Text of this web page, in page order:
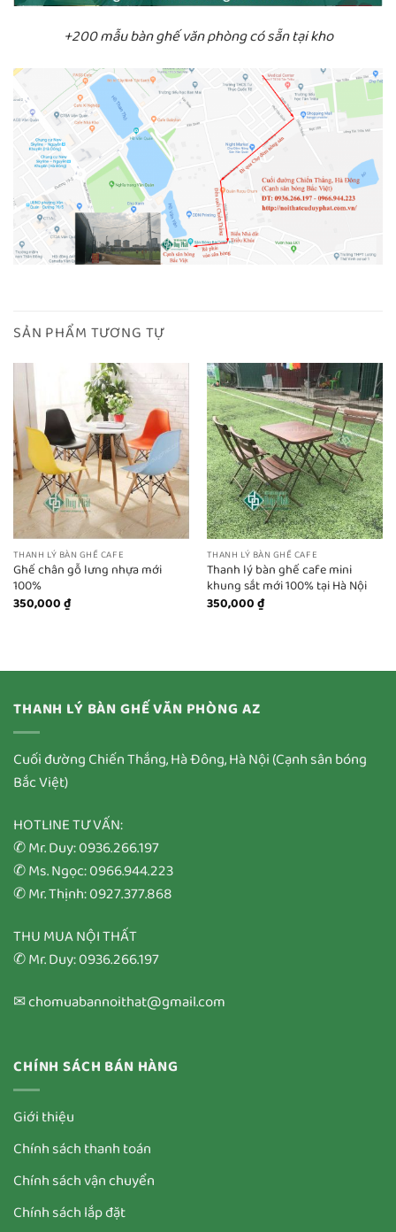
+200 mẫu bàn ghế văn phòng có sẵn tại kho
SẢN PHẨM TƯƠNG TỰ
THANH LÝ BÀN GHẾ CAFE
Ghế chân gỗ lưng nhựa mới
100%
350,000₫
THANH LÝ BÀN GHẾ CAFE
Thanh lý bàn ghế cafe mini
khung sắt mới 100% tại Hà Nội
350,000₫
THANH LÝ BÀN GHẾ VĂN PHÒNG AZ
Cuối đường Chiến Thắng, Hà Đông, Hà Nội (Cạnh sân bóng
Bắc Việt)
HOTLINE TƯ VẤN:
✆ Mr. Duy: 0936.266.197
✆ Ms. Ngọc: 0966.944.223
✆ Mr. Thịnh: 0927.377.868
THU MUA NỘI THẤT
✆ Mr. Duy: 0936.266.197
✉ chomuabannoithat@gmail.com
CHÍNH SÁCH BÁN HÀNG
Giới thiệu
Chính sách thanh toán
Chính sách vận chuyển
Chính sách lắp đặt